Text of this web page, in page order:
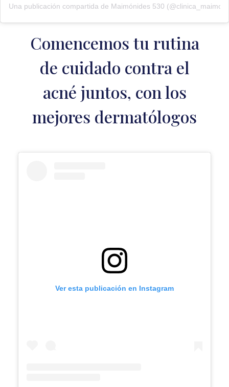
Una publicación compartida de Maimónides 530
Comencemos tu rutina
de cuidado contra el
acné juntos, con los
mejores dermatólogos
Ver esta publicación en Instagram